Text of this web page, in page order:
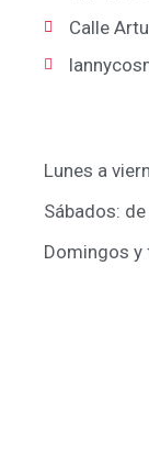
Calle
Lunes a
Sábados:
Domingos